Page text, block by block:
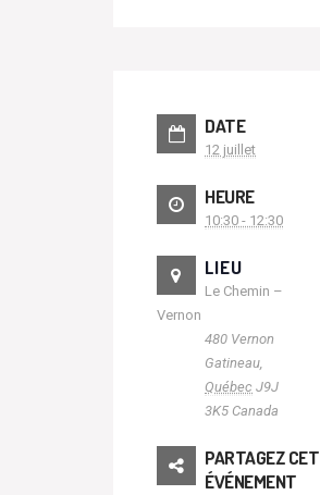
DATE
12 juillet
HEURE
10:30 - 12:30
LIEU
Le Chemin –
Vernon
480 Vernon
Gatineau,
Québec J9J
3K5 Canada
PARTAGEZ CET
ÉVÉNEMENT